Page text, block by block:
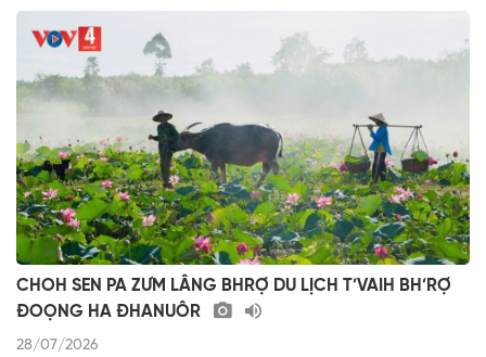
CHOH SEN PA ZƯM LÂNG BHRỢ DU LỊCH T’VAIH BH’RỢ
ĐOỌNG HA ĐHANUÔR
28/07/2026